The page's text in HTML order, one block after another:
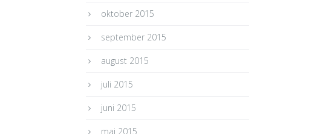
oktober 2015
september 2015
august 2015
juli 2015
juni 2015
mai 2015